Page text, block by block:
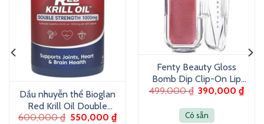
Dầu nhuyễn thể Bioglan
Red Krill Oil Double
Strength 1000mg 60
600,000₫ 550,000 ₫
Fenty Beauty Gloss
Bomb Dip Clip-On Lip
Luminizer 6g – Son
499,000₫ 390,000₫
Có sẵn